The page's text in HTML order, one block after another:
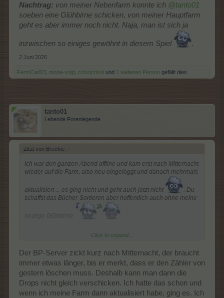
Nachtrag: von meiner Nebenfarm konnte ich @tanto01
soeben eine Glühbirne schicken, von meiner Hauptfarm
geht es aber immer noch nicht. Naja, man ist sich ja
inzwischen so einiges gewöhnt in diesem Spiel .
2 Juni 2026
FarmCarl03 mone-vogt crissicrissi und 1 weiteren Person gefällt dies.
tanto01
Lebende Forenlegende
Zitat von Breckie: ↑
Ich war den ganzen Abend offline und kam erst nach Mitternacht
wieder auf die Farm, also neu eingeloggt und danach mehrmals
aktualisiert ... es ging nicht und geht auch jetzt nicht
. Du
schaffst das Bücher-Sortieren aber hoffentlich auch ohne meine
Click to expand...
Der BP-Server zickt kurz nach Mitternacht, der braucht
immer etwas länger, bis er merkt, dass er den Zähler von
gestern löschen muss. Deshalb kann man dann die
Drops nicht gleich verschicken. Ich hatte das schon und
wenn ich meine Farm dann aktualisiert habe, ging es. Ich